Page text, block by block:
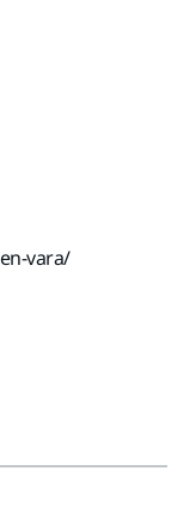
vara/